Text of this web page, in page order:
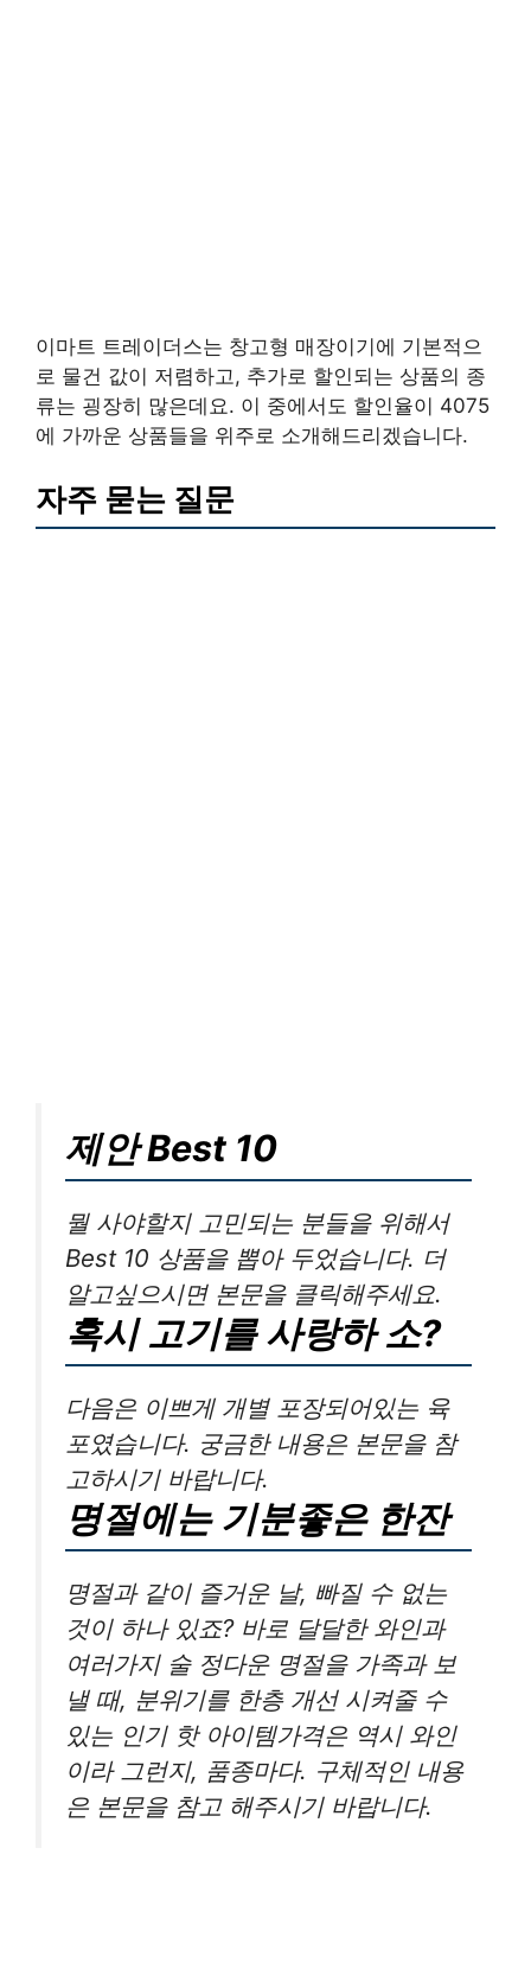
이마트 트레이더스는 창고형 매장이기에 기본적으
로 물건 값이 저렴하고, 추가로 할인되는 상품의 종
류는 굉장히 많은데요. 이 중에서도 할인율이 4075
에 가까운 상품들을 위주로 소개해드리겠습니다.
자주 묻는 질문
제안 Best 10
뭘 사야할지 고민되는 분들을 위해서
Best 10 상품을 뽑아 두었습니다. 더
알고싶으시면 본문을 클릭해주세요.
혹시 고기를 사랑하 소?
다음은 이쁘게 개별 포장되어있는 육
포였습니다. 궁금한 내용은 본문을 참
고하시기 바랍니다.
명절에는 기분좋은 한잔
명절과 같이 즐거운 날, 빠질 수 없는
것이 하나 있죠? 바로 달달한 와인과
여러가지 술 정다운 명절을 가족과 보
낼 때, 분위기를 한층 개선 시켜줄 수
있는 인기 핫 아이템가격은 역시 와인
이라 그런지, 품종마다. 구체적인 내용
은 본문을 참고 해주시기 바랍니다.